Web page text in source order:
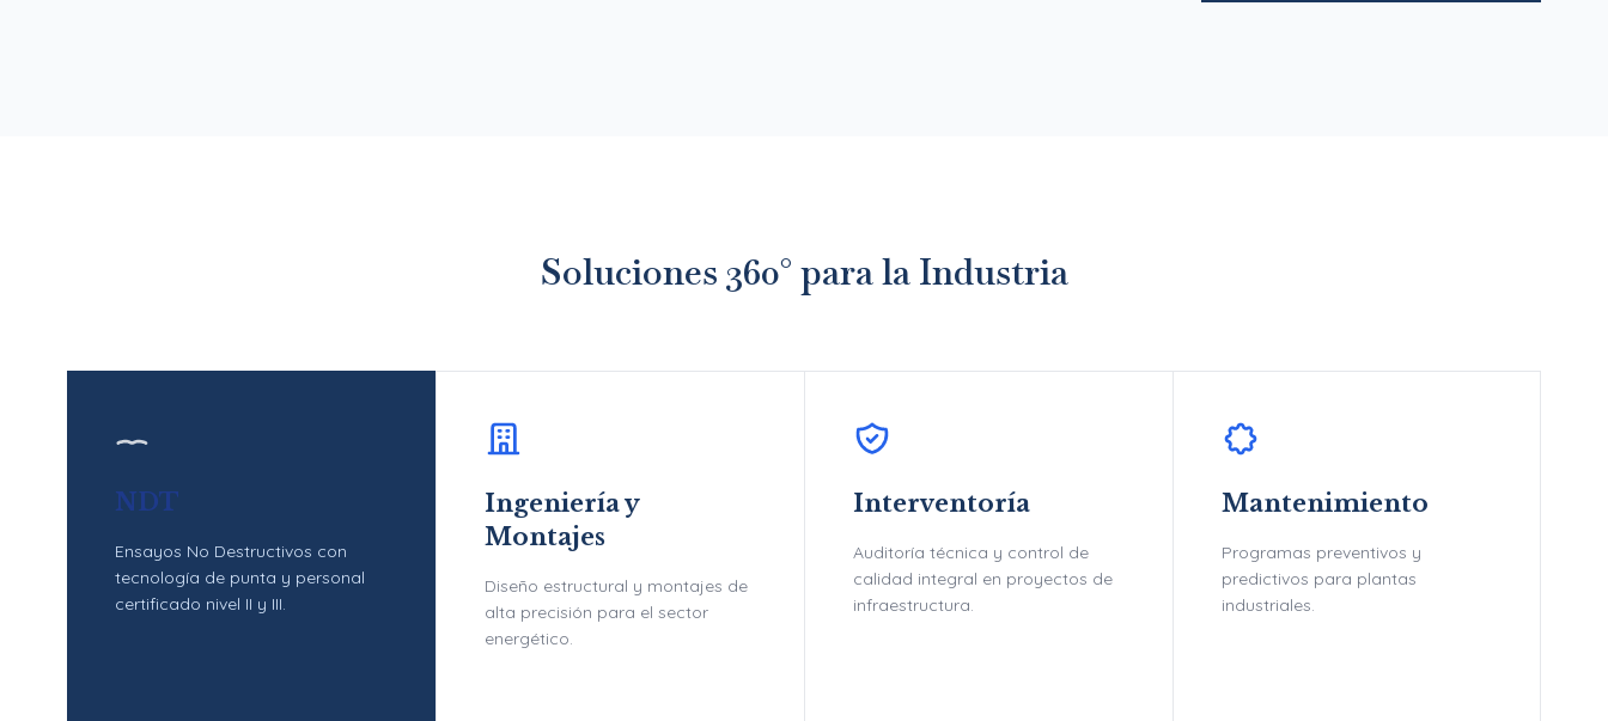
Soluciones 360° para la Industria
NDT
Ensayos No Destructivos con
tecnología de punta y personal
certificado nivel II y III.
Ingeniería y
Montajes
Diseño estructural y montajes de
alta precisión para el sector
energético.
Interventoría
Auditoría técnica y control de
calidad integral en proyectos de
infraestructura.
Mantenimiento
Programas preventivos y
predictivos para plantas
industriales.